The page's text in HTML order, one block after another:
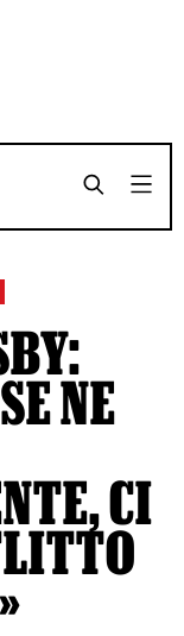
SHARE
SHARE
NE
CI